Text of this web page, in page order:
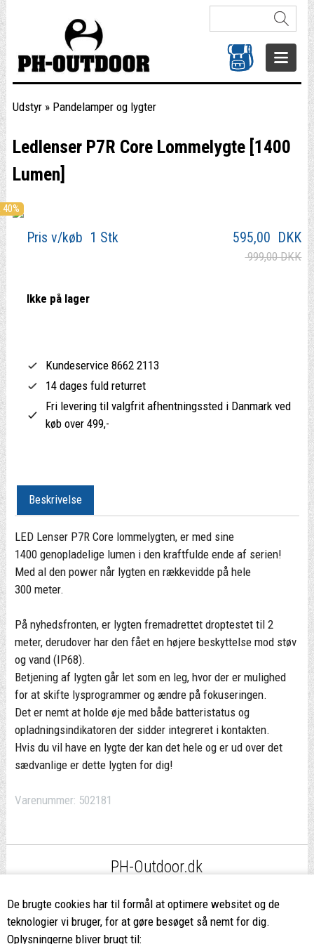
De brugte cookies har til formål at optimere websitet og de
teknologier vi bruger, for at gøre besøget så nemt for dig.
Oplysningerne bliver brugt til:
Udstyr» Pandelamper og lygter
Ledlenser P7R Core Lommelygte [1400
Lumen]
40%
Pris v/køb 1 Stk 595,00 DKK
999,00 DKK
Ikke på lager
Kundeservice 8662 2113
14 dages fuld returret
Fri levering til valgfrit afhentningssted i Danmark ved
køb over 499,-
Beskrivelse
LED Lenser P7R Core lommelygten, er med sine
1400 genopladelige lumen i den kraftfulde ende af serien!
Med al den power når lygten en rækkevidde på hele
300 meter.
På nyhedsfronten, er lygten fremadrettet droptestet til 2
meter, derudover har den fået en højere beskyttelse mod støv
og vand (IP68).
Betjening af lygten går let som en leg, hvor der er mulighed
for at skifte lysprogrammer og ændre på fokuseringen.
Det er nemt at holde øje med både batteristatus og
opladningsindikatoren der sidder integreret i kontakten.
Hvis du vil have en lygte der kan det hele og er ud over det
sædvanlige er dette lygten for dig!
Varenummer: 502181
PH-Outdoor.dk
ved køb over 499,-*